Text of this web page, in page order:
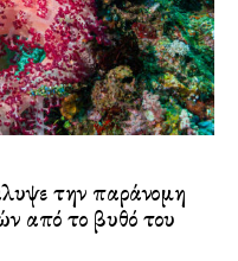
την παράνομη
από το βυθό του